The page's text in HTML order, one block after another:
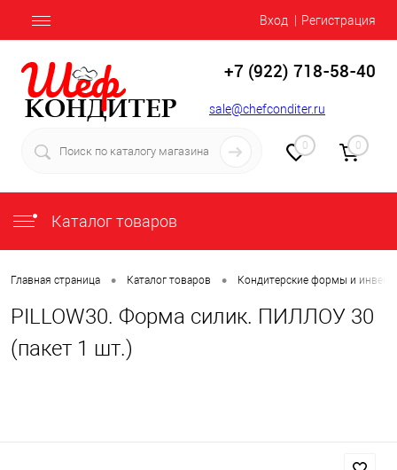
Вход Регистрация
+7 (922) 718-58-40
sale@chefconditer.ru
0 0
Каталог товаров
Главная страница • Каталог товаров • Кондитерские формы и
PILLOW30. Форма силик. ПИЛЛОУ 30
(пакет 1 шт.)